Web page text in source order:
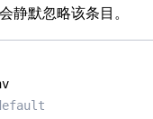
静默忽略该条目。